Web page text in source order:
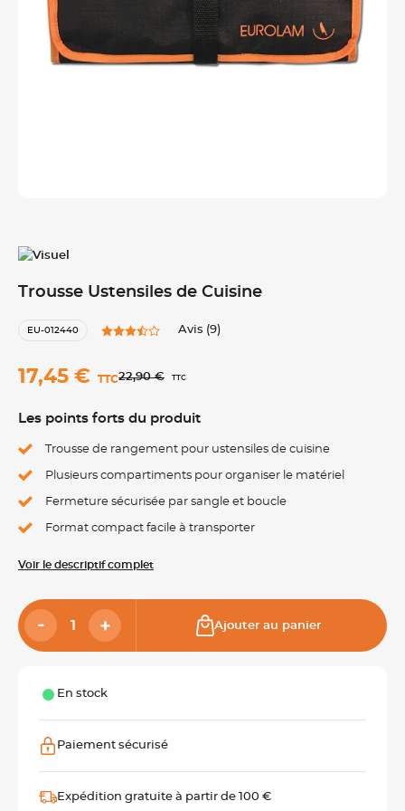
Trousse Ustensiles de Cuisine
EU-012440 Avis (9)
17,45 € TTC22,90 € TTC
Les points forts du produit
Trousse de rangement pour ustensiles de cuisine
Plusieurs compartiments pour organiser le matériel
Fermeture sécurisée par sangle et boucle
Format compact facile à transporter
Voir le descriptif complet
Ajouter au panier
En stock
Paiement sécurisé
Expédition gratuite à partir de 100 €